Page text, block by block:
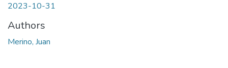
2023-10-31
Authors
Merino, Juan